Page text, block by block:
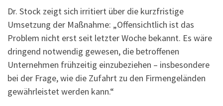
Dr. Stock zeigt sich irritiert über die kurzfristige
Umsetzung der Maßnahme: „Offensichtlich ist das
Problem nicht erst seit letzter Woche bekannt. Es wäre
dringend notwendig gewesen, die betroffenen
Unternehmen frühzeitig einzubeziehen – insbesondere
bei der Frage, wie die Zufahrt zu den Firmengeländen
gewährleistet werden kann.“